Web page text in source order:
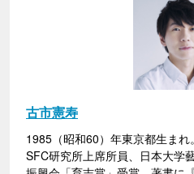
古市憲寿
1985（昭和60）年東京都生ま
SFC研究所上席所員、日本大学